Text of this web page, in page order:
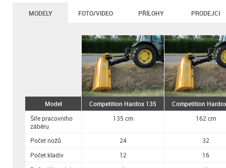
MODELY FOTO/VIDEO PŘÍLOHY PRODEJCI
Model
Šíře pracovního
záběru
Počet nožů
Počet kladiv
Competition Hardox 135
Competition
135 cm
162 cm
24
32
12
16